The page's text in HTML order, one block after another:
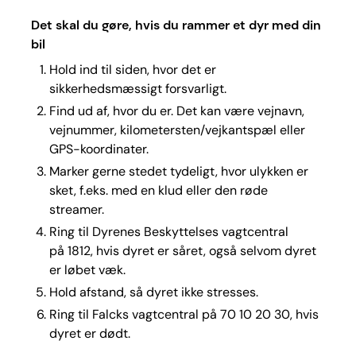
Det skal du gøre, hvis du rammer et dyr med din
bil
Hold ind til siden, hvor det er
sikkerhedsmæssigt forsvarligt.
Find ud af, hvor du er. Det kan være vejnavn,
vejnummer, kilometersten/vejkantspæl eller
GPS-koordinater.
Marker gerne stedet tydeligt, hvor ulykken er
sket, f.eks. med en klud eller den røde
streamer.
Ring til Dyrenes Beskyttelses vagtcentral
på 1812, hvis dyret er såret, også selvom dyret
er løbet væk.
Hold afstand, så dyret ikke stresses.
Ring til Falcks vagtcentral på 70 10 20 30, hvis
dyret er dødt.